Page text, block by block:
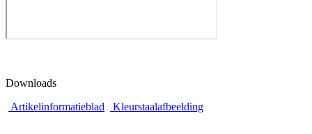
Downloads
Artikelinformatieblad
Kleurstaalafbeelding